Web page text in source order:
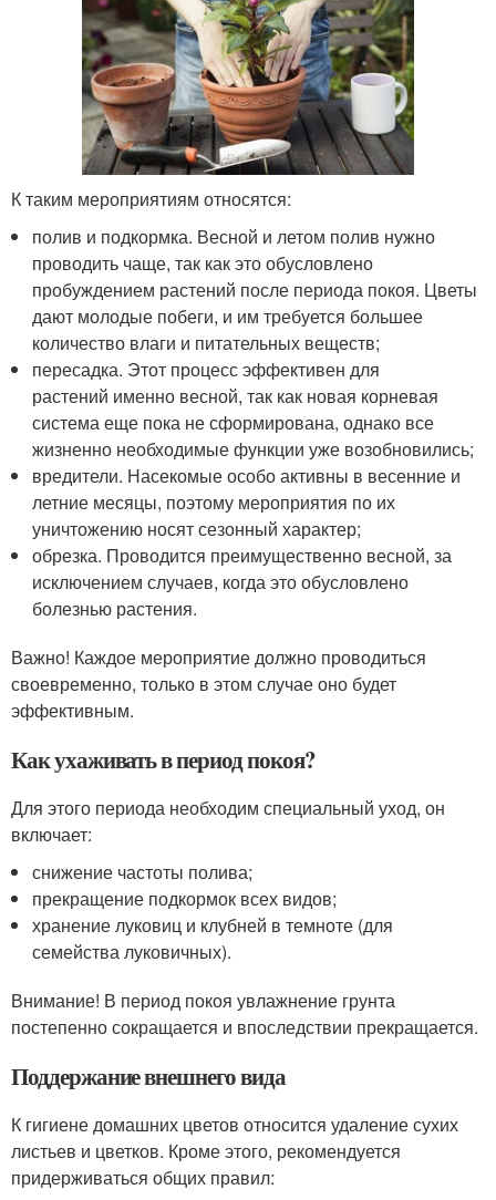
К таким мероприятиям относятся:
полив и подкормка. Весной и летом полив нужно
проводить чаще, так как это обусловлено
пробуждением растений после периода покоя. Цветы
дают молодые побеги, и им требуется большее
количество влаги и питательных веществ;
пересадка. Этот процесс эффективен для
растений именно весной, так как новая корневая
система еще пока не сформирована, однако все
жизненно необходимые функции уже возобновились;
вредители. Насекомые особо активны в весенние и
летние месяцы, поэтому мероприятия по их
уничтожению носят сезонный характер;
обрезка. Проводится преимущественно весной, за
исключением случаев, когда это обусловлено
болезнью растения.
Важно! Каждое мероприятие должно проводиться
своевременно, только в этом случае оно будет
эффективным.
Как ухаживать в период покоя?
Для этого периода необходим специальный уход, он
включает:
снижение частоты полива;
прекращение подкормок всех видов;
хранение луковиц и клубней в темноте (для
семейства луковичных).
Внимание! В период покоя увлажнение грунта
постепенно сокращается и впоследствии прекращается.
Поддержание внешнего вида
К гигиене домашних цветов относится удаление сухих
листьев и цветков. Кроме этого, рекомендуется
придерживаться общих правил: